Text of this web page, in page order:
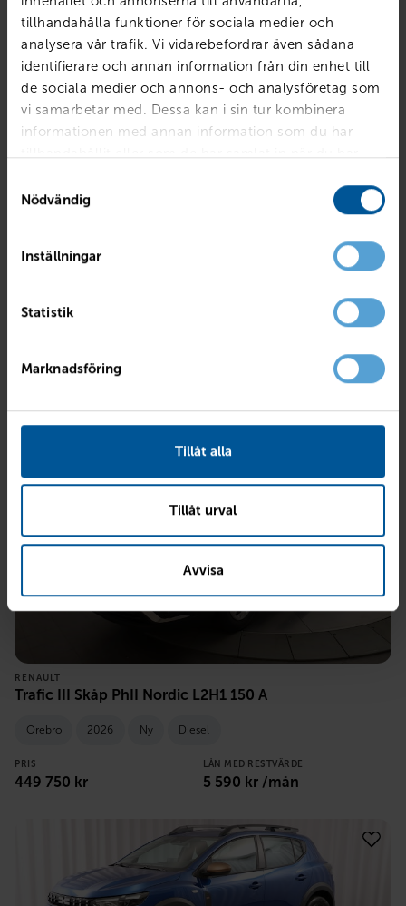
tillhandahålla funktioner för sociala medier och
analysera vår trafik. Vi vidarebefordrar även sådana
identifierare och annan information från din enhet till
de sociala medier och annons- och analysföretag som
vi samarbetar med. Dessa kan i sin tur kombinera
informationen med annan information som du har
tillhandahållit eller som de har samlat in när du har
Nödvändig
Inställningar
Statistik
Marknadsföring
Tillåt alla
Tillåt urval
Avvisa
139 800kr
RENAULT
Trafic III Skåp PhII Nordic L2H1 150 A
Örebro 2026 Ny Diesel
PRIS
449 750 kr
LÅN MED RESTVÄRDE
5 590 kr /mån